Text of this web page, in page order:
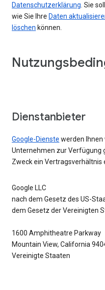
Datenschutzerklärung . Sie
wie Sie Ihre Daten
löschen können.
Dienstanbieter
Google-Dienste werden Ihnen
Unternehmen zur Verfügung
Zweck ein Vertragsverhältnis
Google LLC
nach dem Gesetz des US-
dem Gesetz der Vereinigten
1600 Amphitheatre Parkway
Mountain View, California
Vereinigte Staaten